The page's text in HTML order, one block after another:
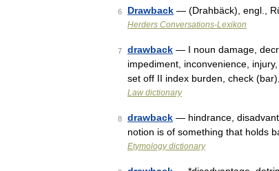
6 Drawback — (Drahbäck), engl.,
Herders Conversations-Lexikon
7 drawback — I noun damage,
impediment, inconvenience,
set off II index burden, check
Law dictionary
8 drawback — hindrance,
notion is of something that holds
Etymology dictionary